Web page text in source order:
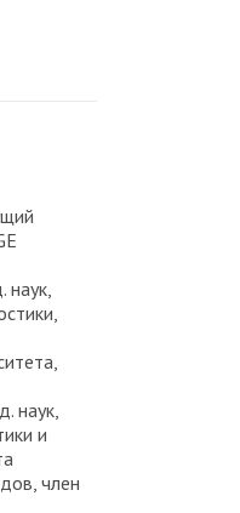
наук,
наук,
и
член